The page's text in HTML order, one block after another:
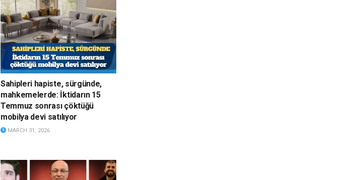
Sahipleri hapiste, sürgünde,
mahkemelerde: İktidarın 15
Temmuz sonrası çöktüğü
mobilya devi satılıyor
MARCH 31, 2026